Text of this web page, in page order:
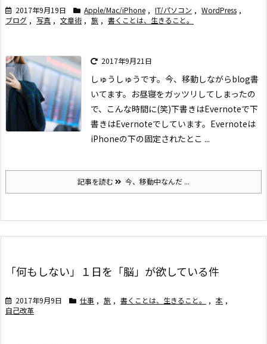
2017年9月19日 Apple/Mac/iPhone , IT/パソコン , WordPress ,
ブログ , 写真 , 文章術 , 旅 , 書くことは、生きること。
2017年9月21日
しゅうしゅうです。今、移動しながらblog書
いてます。お昼寝をガッツリしてしまったの
で、こんな時間に(笑)下書きはEvernoteで下
書きはEvernoteでしています。Evernoteは
iPhoneの下の固定されたとこ ...
記事を読む 今、移動中なんだ ...
「何もしない」１日を「脳」が欲している件
2017年9月9日 仕事 , 旅 , 書くことは、生きること。 , 本 ,
自己改革